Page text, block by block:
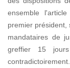
ensemble
premier président,
mandataires de
greffier 15
contradictoirement.